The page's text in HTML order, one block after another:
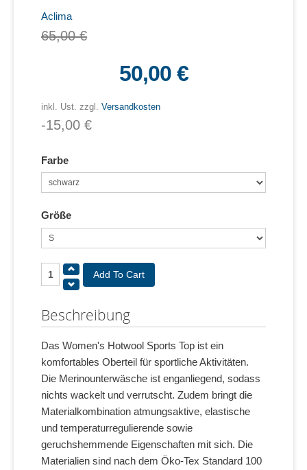
Aclima
65,00 €
50,00 €
inkl. Ust. zzgl. Versandkosten
-15,00 €
Farbe
Größe
Beschreibung
Das Women's Hotwool Sports Top ist ein
komfortables Oberteil für sportliche Aktivitäten.
Die Merinounterwäsche ist enganliegend, sodass
nichts wackelt und verrutscht. Zudem bringt die
Materialkombination atmungsaktive, elastische
und temperaturregulierende sowie
geruchshemmende Eigenschaften mit sich. Die
Materialien sind nach dem Öko-Tex Standard 100